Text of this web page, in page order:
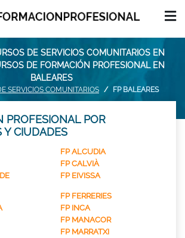
DE SERVICIOS COMUNITARIOS EN
DE FORMACIÓN PROFESIONAL EN
BALEARES
SERVICIOS COMUNITARIOS FP BALEARES
PROFESIONAL POR
Y CIUDADES
FP ALCUDIA
FP CALVIÀ
FP EIVISSA
FP FERRERIES
FP INCA
FP MANACOR
FP MARRATXI